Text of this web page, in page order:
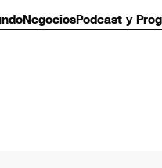
NegociosPodcast y